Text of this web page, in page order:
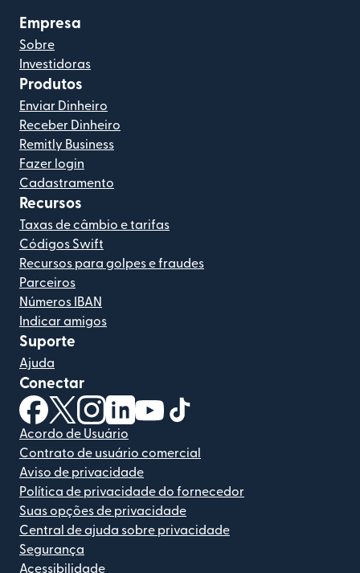
Empresa
Sobre
Investidoras
Produtos
Enviar Dinheiro
Receber Dinheiro
Remitly Business
Fazer login
Cadastramento
Recursos
Taxas de câmbio e tarifas
Códigos Swift
Recursos para golpes e fraudes
Parceiros
Números IBAN
Indicar amigos
Suporte
Ajuda
Conectar
(abre em uma nova janela)
(abre em uma nova janela)
(abre em uma nova janela)
(abre em uma nova janela)
(abre em uma nova janela)
Acordo de Usuário
Contrato de usuário comercial
Aviso de privacidade
Política de privacidade do fornecedor
Suas opções de privacidade
Central de ajuda sobre privacidade
Segurança
Acessibilidade